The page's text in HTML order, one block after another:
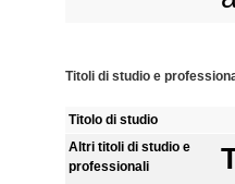
Titoli di studio e
Titolo di studio
Altri titoli di studio e
professionali